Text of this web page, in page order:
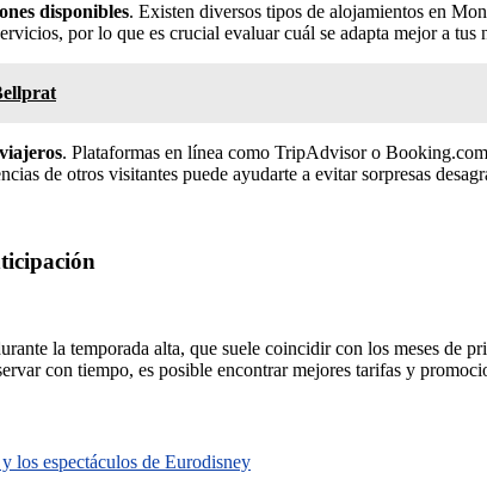
disponibles. Existen diversos tipos de alojamientos en
por lo que es crucial evaluar cuál se adapta mejor a tus
. Plataformas en línea como TripAdvisor o
de otros visitantes puede ayudarte a evitar sorpresas
la temporada alta, que suele coincidir con los meses de
con tiempo, es posible encontrar mejores tarifas y
los espectáculos de Eurodisney